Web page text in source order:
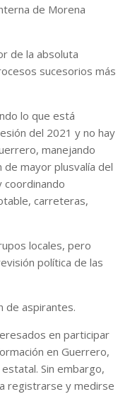
de Morena
de la absoluta
sucesorios más
lo que está
del 2021 y no hay
manejando
de mayor plusvalía del
carreteras,
locales, pero
política de las
de aspirantes.
en participar
en Guerrero,
Sin embargo,
registrarse y medirse